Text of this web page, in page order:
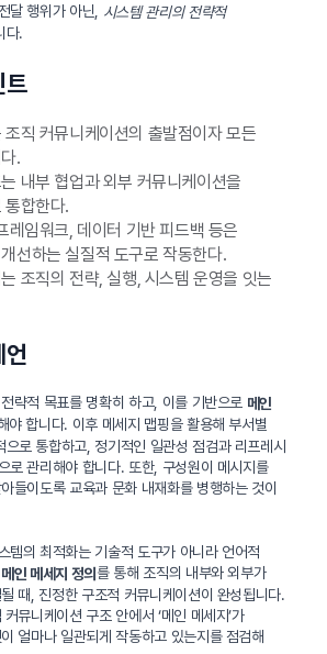
달 행위가 아닌, 시스템 관리의 전략적
다.
트
조직 커뮤니케이션의 출발점이자 모든
.
내부 협업과 외부 커뮤니케이션을
통합한다.
레임워크, 데이터 기반 피드백 등은
선하는 실질적 도구로 작동한다.
조직의 전략, 실행, 시스템 운영을 잇는
언
략적 목표를 명확히 하고, 이를 기반으로 메인
야 합니다. 이후 메세지 맵핑을 활용해 부서별
으로 통합하고, 정기적인 일관성 점검과 리프레시
로 관리해야 합니다. 또한, 구성원이 메시지를
들이도록 교육과 문화 내재화를 병행하는 것이
템의 최적화는 기술적 도구가 아니라 언어적
메인 메세지 정의 를 통해 조직의 내부와 외부가
때, 진정한 구조적 커뮤니케이션이 완성됩니다.
뮤니케이션 구조 안에서 ‘메인 메세지’가
얼마나 일관되게 작동하고 있는지를 점검해